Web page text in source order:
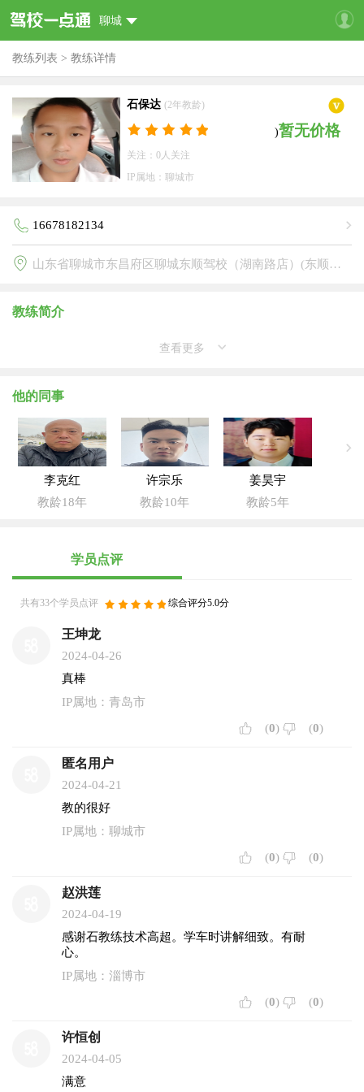
聊城
教练列表 > 教练详情
石保达 (2年教龄)
)暂无价格
关注：0人关注
IP属地：聊城市
16678182134
山东省聊城市东昌府区聊城东顺驾校（湖南路店）(东顺驾校)
教练简介
查看更多
他的同事
李克红
教龄18年
许宗乐
教龄10年
姜昊宇
教龄5年
学员点评
共有33个学员点评 综合评分5.0分
王坤龙
2024-04-26
真棒
IP属地：青岛市
(0) (0)
匿名用户
2024-04-21
教的很好
IP属地：聊城市
(0) (0)
赵洪莲
2024-04-19
感谢石教练技术高超。学车时讲解细致。有耐
心。
IP属地：淄博市
(0) (0)
许恒创
2024-04-05
满意